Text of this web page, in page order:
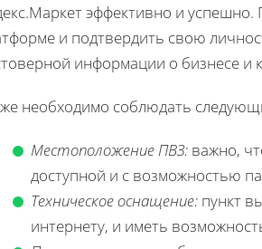
эффективно и успешно.
и подтвердить свою
информации о бизнесе и
необходимо соблюдать
Местоположение ПВЗ: важно,
доступной и с возможностью
Техническое оснащение: пункт
интернету, и иметь